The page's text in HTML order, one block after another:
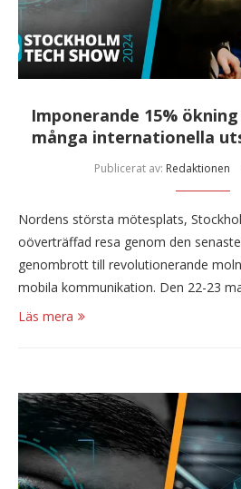
Imponerande 15%
många internationella
Publicerat av: Redaktionen
Nordens största mötesplats,
oöverträffad resa genom den
genombrott till revolutionerande
mobila kommunikation. Den 22-23
Läs mera